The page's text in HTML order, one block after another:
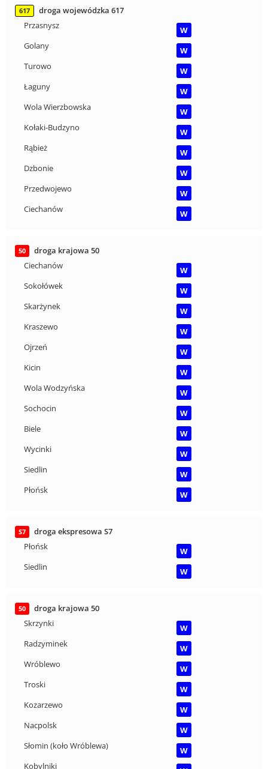
617
droga wojewódzka 617
Przasnysz
W
Golany
W
Turowo
W
Łaguny
W
Wola Wierzbowska
W
Kołaki-Budzyno
W
Rąbież
W
Dzbonie
W
Przedwojewo
W
Ciechanów
W
50
droga krajowa 50
Ciechanów
W
Sokołówek
W
Skarżynek
W
Kraszewo
W
Ojrzeń
W
Kicin
W
Wola Wodzyńska
W
Sochocin
W
Biele
W
Wycinki
W
Siedlin
W
Płońsk
W
S7
droga ekspresowa S7
Płońsk
W
Siedlin
W
50
droga krajowa 50
Skrzynki
W
Radzyminek
W
Wróblewo
W
Troski
W
Kozarzewo
W
Nacpolsk
W
Słomin (koło Wróblewa)
W
Kobylniki